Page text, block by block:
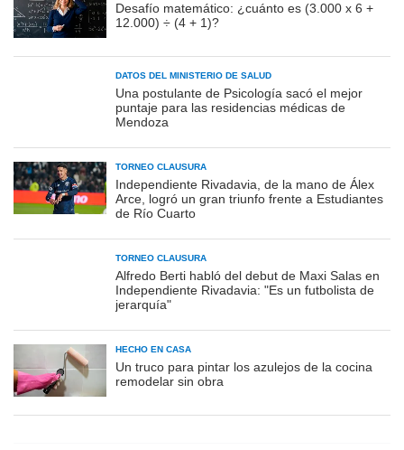
Desafío matemático: ¿cuánto es (3.000 x 6 +
12.000) ÷ (4 + 1)?
DATOS DEL MINISTERIO DE SALUD
Una postulante de Psicología sacó el mejor
puntaje para las residencias médicas de
Mendoza
TORNEO CLAUSURA
Independiente Rivadavia, de la mano de Álex
Arce, logró un gran triunfo frente a Estudiantes
de Río Cuarto
TORNEO CLAUSURA
Alfredo Berti habló del debut de Maxi Salas en
Independiente Rivadavia: "Es un futbolista de
jerarquía"
HECHO EN CASA
Un truco para pintar los azulejos de la cocina
remodelar sin obra